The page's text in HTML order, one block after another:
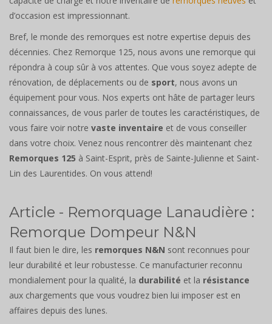
d’occasion est impressionnant.
Bref, le monde des remorques est notre expertise depuis des
décennies. Chez Remorque 125, nous avons une remorque qui
répondra à coup sûr à vos attentes. Que vous soyez adepte de
rénovation, de déplacements ou de sport, nous avons un
équipement pour vous. Nos experts ont hâte de partager leurs
connaissances, de vous parler de toutes les caractéristiques, de
vous faire voir notre vaste inventaire et de vous conseiller
dans votre choix. Venez nous rencontrer dès maintenant chez
Remorques 125 à Saint-Esprit, près de Sainte-Julienne et Saint-
Lin des Laurentides. On vous attend!
Article - Remorquage Lanaudière :
Remorque Dompeur N&N
Il faut bien le dire, les remorques N&N sont reconnues pour
leur durabilité et leur robustesse. Ce manufacturier reconnu
mondialement pour la qualité, la durabilité et la résistance
aux chargements que vous voudrez bien lui imposer est en
affaires depuis des lunes.